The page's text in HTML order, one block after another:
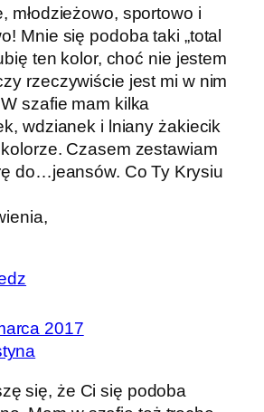
młodzieżowo, sportowo i
Mnie się podoba taki „total
ten kolor, choć nie jestem
rzeczywiście jest mi w nim
szafie mam kilka
wdzianek i lniany żakiecik
Czasem zestawiam
do…jeansów. Co Ty Krysiu
2017
się, że Ci się podoba